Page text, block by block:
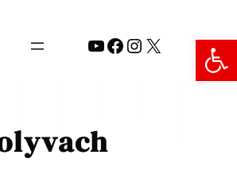
YouTube
Facebook
Instagram
X